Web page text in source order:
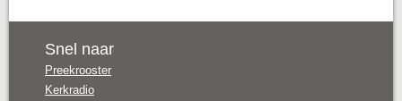
Snel naar
Preekrooster
Kerkradio